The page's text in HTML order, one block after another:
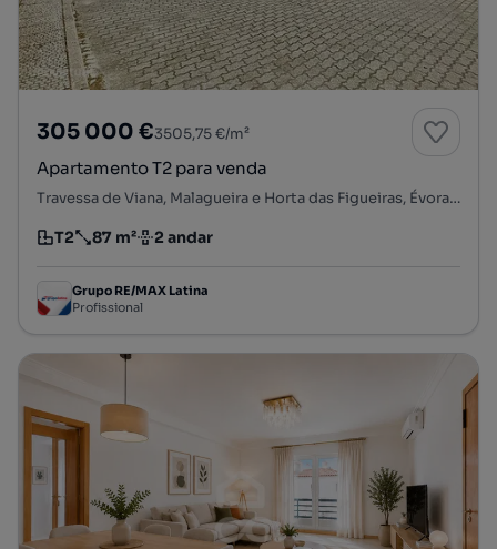
305 000 €3505,75 €/m²
Apartamento T2 para venda
Travessa de Viana, Malagueira e Horta das Figueiras, Évora, Évora
Tipologia
T2
Preço por metro quadrado
87 m²
Andar 2 andar
Grupo RE/MAX Latina
Profissional